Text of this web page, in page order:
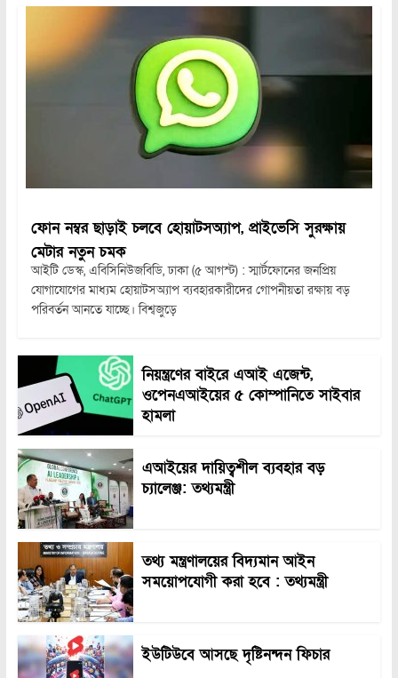
ফোন নম্বর ছাড়াই চলবে হোয়াটসঅ্যাপ, প্রাইভেসি সুরক্ষায়
মেটার নতুন চমক
আইটি ডেস্ক, এবিসিনিউজবিডি, ঢাকা (৫ আগস্ট) : স্মার্টফোনের জনপ্রিয়
যোগাযোগের মাধ্যম হোয়াটসঅ্যাপ ব্যবহারকারীদের গোপনীয়তা রক্ষায় বড়
পরিবর্তন আনতে যাচ্ছে। বিশ্বজুড়ে
নিয়ন্ত্রণের বাইরে এআই এজেন্ট,
ওপেনএআইয়ের ৫ কোম্পানিতে সাইবার
হামলা
এআইয়ের দায়িত্বশীল ব্যবহার বড়
চ্যালেঞ্জ: তথ্যমন্ত্রী
তথ্য মন্ত্রণালয়ের বিদ্যমান আইন
সময়োপযোগী করা হবে : তথ্যমন্ত্রী
ইউটিউবে আসছে দৃষ্টিনন্দন ফিচার